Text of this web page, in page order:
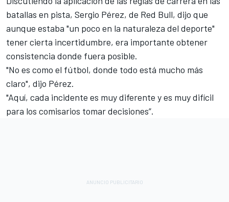
batallas en pista, Sergio Pérez, de Red Bull, dijo que
aunque estaba "un poco en la naturaleza del deporte"
tener cierta incertidumbre, era importante obtener
consistencia donde fuera posible.
"No es como el fútbol, donde todo está mucho más
claro", dijo Pérez.
"Aquí, cada incidente es muy diferente y es muy difícil
para los comisarios tomar decisiones”.